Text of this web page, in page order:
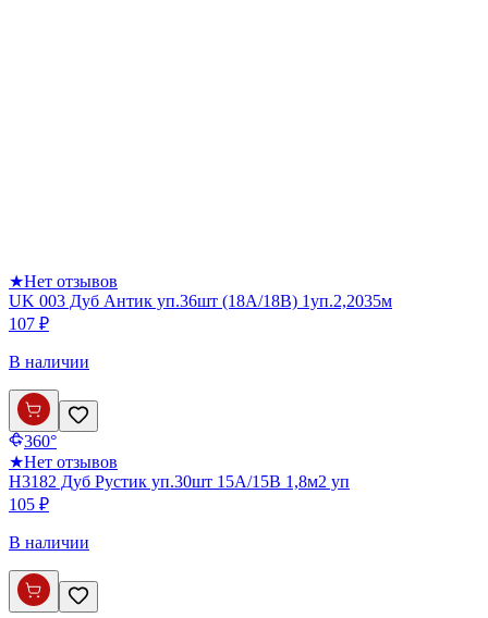
★Нет отзывов
UK 003 Дуб Антик уп.36шт (18А/18В) 1уп.2,2035м
107 ₽
В наличии
360°
★Нет отзывов
Н3182 Дуб Рустик уп.30шт 15А/15В 1,8м2 уп
105 ₽
В наличии